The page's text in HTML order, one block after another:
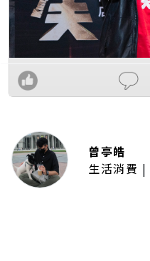
曾亭皓
生活消費 |